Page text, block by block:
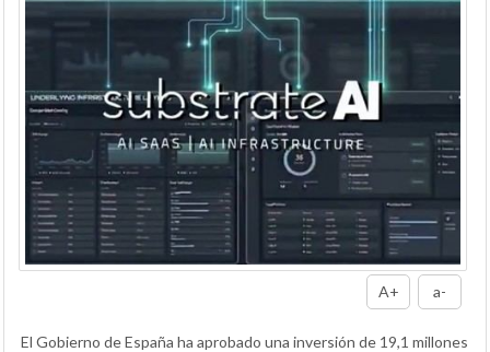
A+ a-
El Gobierno de España ha aprobado una inversión de 19,1 millones